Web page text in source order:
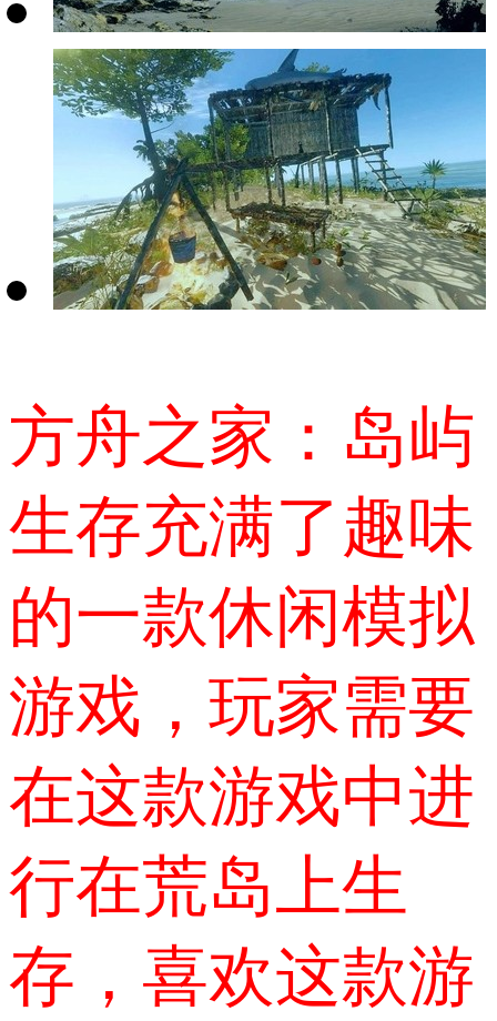
方舟之家：岛屿
生存充满了趣味
的一款休闲模拟
游戏，玩家需要
在这款游戏中进
行在荒岛上生
存，喜欢这款游